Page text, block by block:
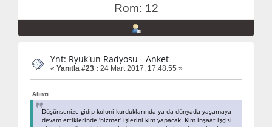
Rom: 12
Ynt: Ryuk'un Radyosu - Anket
« Yanıtla #23 : 24 Mart 2017, 17:48:55 »
Alıntı
Düşünsenize gidip koloni kurduklarında ya da dünyada yaşamaya
devam ettiklerinde 'hizmet' işlerini kim yapacak. Kim inşaat işçisi